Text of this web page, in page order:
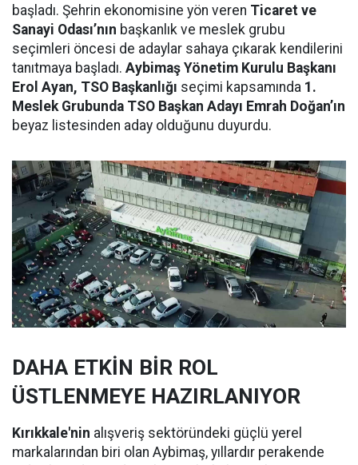
başladı. Şehrin ekonomisine yön veren Ticaret ve
Sanayi Odası’nın başkanlık ve meslek grubu
seçimleri öncesi de adaylar sahaya çıkarak kendilerini
tanıtmaya başladı. Aybimaş Yönetim Kurulu Başkanı
Erol Ayan, TSO Başkanlığı seçimi kapsamında 1.
Meslek Grubunda TSO Başkan Adayı Emrah Doğan’ın
beyaz listesinden aday olduğunu duyurdu.
DAHA ETKİN BİR ROL
ÜSTLENMEYE HAZIRLANIYOR
Kırıkkale'nin alışveriş sektöründeki güçlü yerel
markalarından biri olan Aybimaş, yıllardır perakende